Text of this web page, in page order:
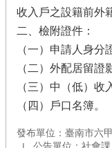
收入戶之設籍前外
二、檢附證件：
（一）申請人身分
（二）外配居留證
（三）中（低）收
（四）戶口名簿。
發布單位：臺南市六